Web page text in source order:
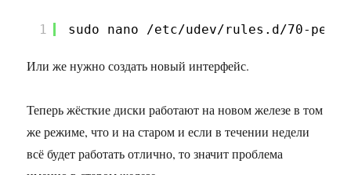
1 sudo nano /etc/udev/rules.d/70-
Или же нужно создать новый интерфейс.
Теперь жёсткие диски работают на новом железе в том
же режиме, что и на старом и если в течении недели
всё будет работать отлично, то значит проблема